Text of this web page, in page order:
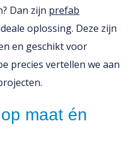
Dan zijn prefab
oplossing. Deze zijn
en geschikt voor
precies vertellen we aan
maat én